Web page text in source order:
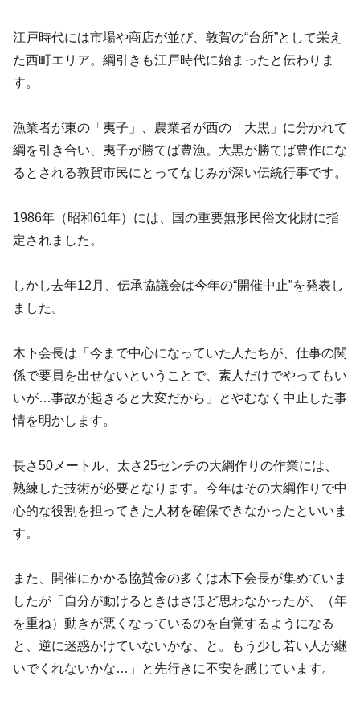
江戸時代には市場や商店が並び、敦賀の“台所”として栄え
た西町エリア。綱引きも江戸時代に始まったと伝わりま
す。
漁業者が東の「夷子」、農業者が西の「大黒」に分かれて
綱を引き合い、夷子が勝てば豊漁。大黒が勝てば豊作にな
るとされる敦賀市民にとってなじみが深い伝統行事です。
1986年（昭和61年）には、国の重要無形民俗文化財に指
定されました。
しかし去年12月、伝承協議会は今年の“開催中止”を発表し
ました。
木下会長は「今まで中心になっていた人たちが、仕事の関
係で要員を出せないということで、素人だけでやってもい
いが…事故が起きると大変だから」とやむなく中止した事
情を明かします。
長さ50メートル、太さ25センチの大綱作りの作業には、
熟練した技術が必要となります。今年はその大綱作りで中
心的な役割を担ってきた人材を確保できなかったといいま
す。
また、開催にかかる協賛金の多くは木下会長が集めていま
したが「自分が動けるときはさほど思わなかったが、（年
を重ね）動きが悪くなっているのを自覚するようになる
と、逆に迷惑かけていないかな、と。もう少し若い人が継
いでくれないかな…」と先行きに不安を感じています。